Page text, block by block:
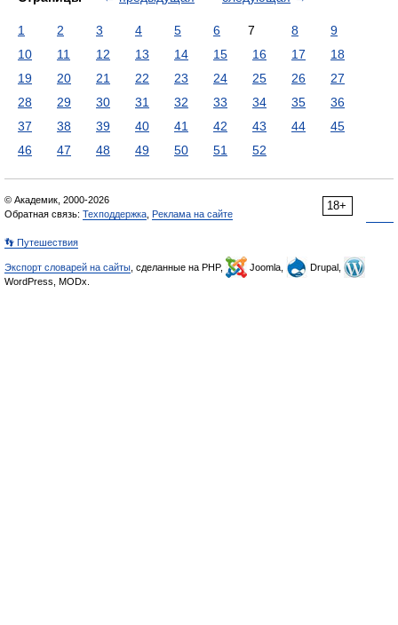
1 2 3 4 5 6 7 8
9
10
11 12 13 14 15 16 17
18
19
20 21 22 23 24 25 26
27
28
29 30 31 32 33 34 35
36
37
38 39 40 41 42 43 44
45
46
47 48 49 50 51 52
18+
© Академик, 2000-2026
Обратная связь: Техподдержка Реклама на сайте
👣 Путешествия
Экспорт словарей на сайты , сделанные на PHP, Joomla,
Drupal,
WordPress, MODx.